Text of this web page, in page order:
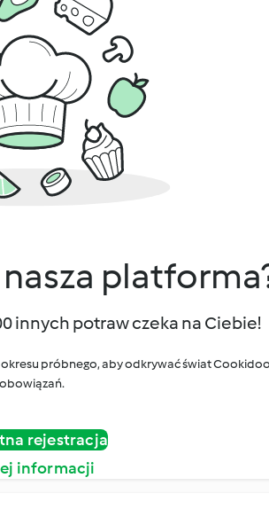
innych potraw czeka na Ciebie!
próbnego, aby odkrywać świat
rejestracja
informacji